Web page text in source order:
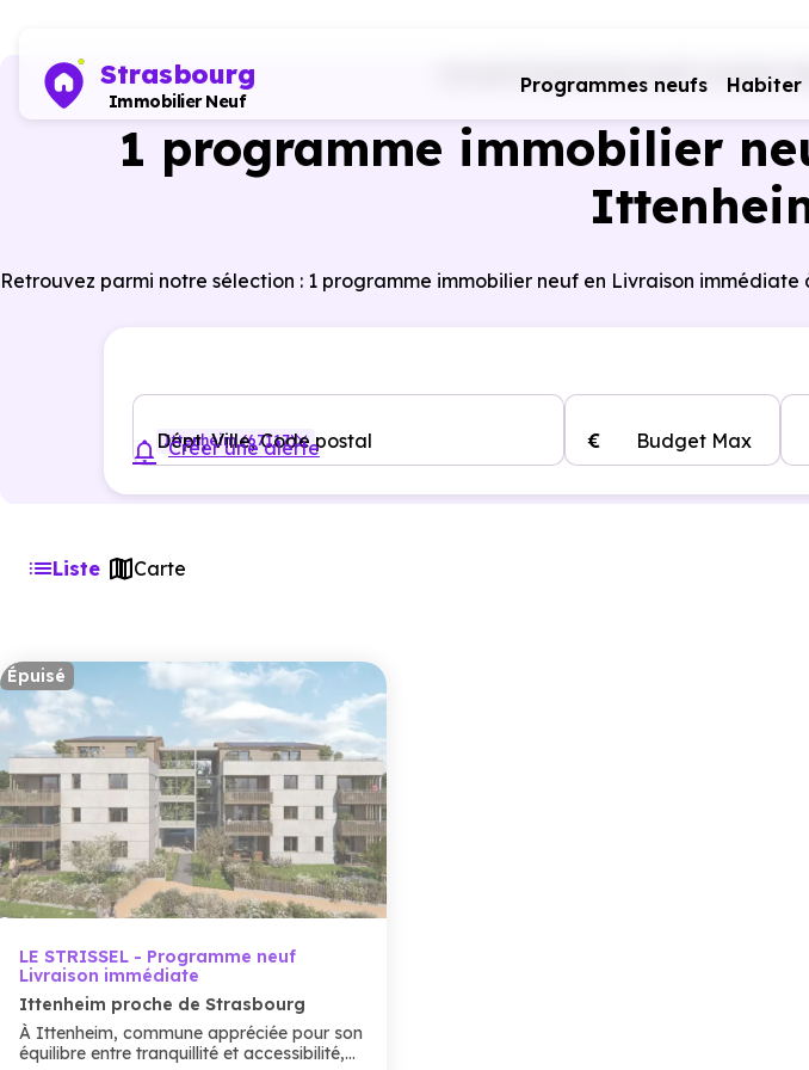
Strasbourg
Immobilier Neuf
Programmes neufs Habiter
Programmes neufs Livraison
1 programme immobilier
Retrouvez parmi notre sélection : 1 programme immobilier neuf en Livraison immédiate
Dépt, Ville, Code postal
Ittenheim (67117) Budget Max
€
Créer une alerte
Liste Carte
Épuisé
LE STRISSEL - Programme neuf
Livraison immédiate
Ittenheim proche de Strasbourg
À Ittenheim, commune appréciée pour son
équilibre entre tranquillité et accessibilité,